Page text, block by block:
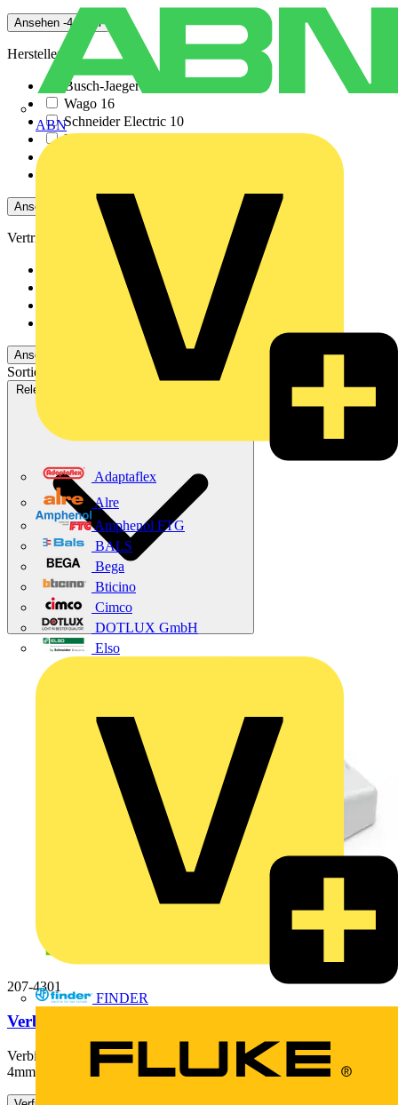
ABN
Adaptaflex
Alre
Amphenol FTG
BALS
Bega
Bticino
Cimco
DOTLUX GmbH
Elso
FINDER
Ansehen -4 Mehr
Hersteller
Busch-Jaeger
Wago 16
Schneider Electric 10
DEHN
Ansehen 12 Mehr
Vertriebspartner
331
Adalbert Zajadacz Gm...
309
Oskar Böttcher GmbH... 162
Emil Löffelhardt Gmb...42
Ansehen -2 Mehr
Sortieren nach:
Relevanz
207-4301
Verbindungsdose,Abzweig,für Mantelleitungen,weiß
Verbindungsdose; Abzweig; für Mantelleitungen; Serie 221; max.
4mm²-Klemmen; ohne Verbindungsklemmen; weißIhre Vorteile:...